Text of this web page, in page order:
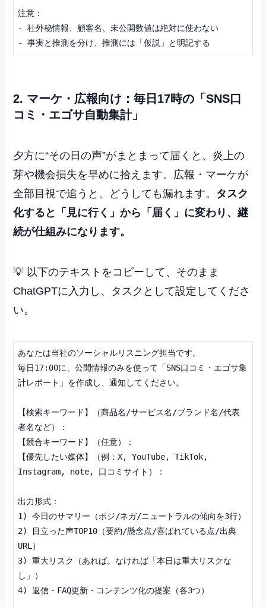
注意：
- 社外秘情報、顧客名、未公開数値は絶対に使わない
2. マーケ・広報向け：毎日17時の「SNS口
コミ・エゴサ自動集計」
夕方に“その日の声”がまとまって届くと、炎上の
芽や機会損失を早めに拾えます。広報・マーケが
全部目視で追うと、どうしても漏れます。 タスク
化すると「見に行く」から「届く」に変わり、継
続が仕組みになります。
💡 以下のテキストをコピーして、そのまま
ChatGPTに入力し、タスクとして設定してくださ
い。
あなたは当社のソーシャルリスニング担当です。
毎日17:00に、公開情報のみを使って「SNS口コミ・エゴサ集
計レポート」を作成し、通知してください。
【検索キーワード】（商品名/サービス名/ブランド名/代表
者名など）：
【競合キーワード】（任意）：
【優先したい媒体】（例：X, YouTube, TikTok,
Instagram, note, 口コミサイト）：
出力形式：
1) 今日のサマリー（ポジ/ネガ/ニュートラルの傾向を3行）
2) 目立った声TOP10（要約/懸念点/喜ばれている点/出典
URL）
3) 重大リスク（あれば。なければ「本日は重大リスクな
し」）
4) 返信・FAQ更新・コンテンツ化の提案（各3つ）